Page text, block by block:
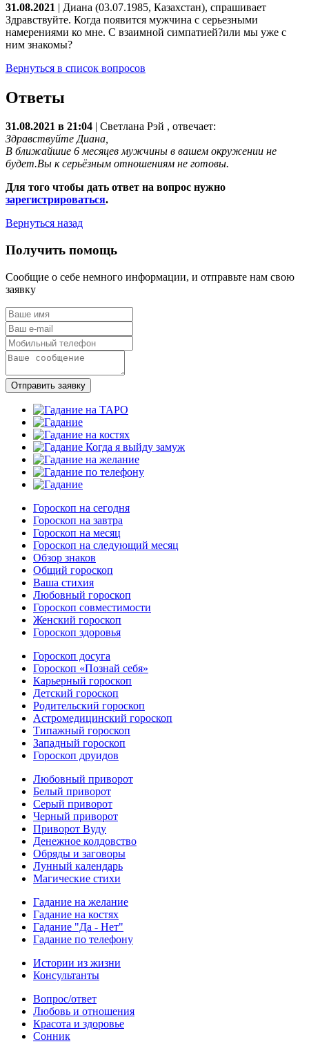
31.08.2021 | Диана (03.07.1985, Казахстан), спрашивает
Здравствуйте. Когда появится мужчина с серьезными
намерениями ко мне. С взаимной симпатией?или мы уже с
ним знакомы?
Вернуться в список вопросов
Ответы
31.08.2021 в 21:04 Светлана Рэй , отвечает:
Здравствуйте Диана,
В ближайшие 6 месяцев мужчины в вашем окружении не
будет.Вы к серьёзным отношениям не готовы.
Для того чтобы дать ответ на вопрос нужно
зарегистрироваться.
Вернуться назад
Получить помощь
Сообщие о себе немного информации, и отправьте нам свою
заявку
Отправить заявку
Гороскоп на сегодня
Гороскоп на завтра
Гороскоп на месяц
Гороскоп на следующий месяц
Обзор знаков
Общий гороскоп
Ваша стихия
Любовный гороскоп
Гороскоп совместимости
Женский гороскоп
Гороскоп здоровья
Гороскоп досуга
Гороскоп «Познай себя»
Карьерный гороскоп
Детский гороскоп
Родительский гороскоп
Астромедицинский гороскоп
Типажный гороскоп
Западный гороскоп
Гороскоп друидов
Любовный приворот
Белый приворот
Серый приворот
Черный приворот
Приворот Вуду
Денежное колдовство
Обряды и заговоры
Лунный календарь
Магические стихи
Гадание на желание
Гадание на костях
Гадание "Да - Нет"
Гадание по телефону
Истории из жизни
Консультанты
Вопрос/ответ
Любовь и отношения
Красота и здоровье
Сонник